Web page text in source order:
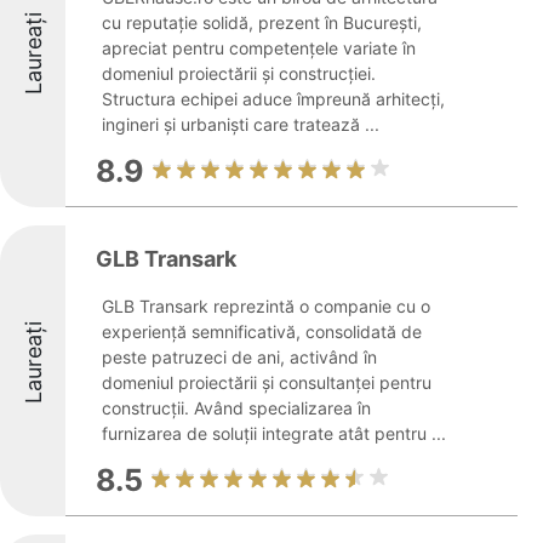
Laureați
cu reputație solidă, prezent în București,
apreciat pentru competențele variate în
domeniul proiectării și construcției.
Structura echipei aduce împreună arhitecți,
ingineri și urbaniști care tratează ...
8.9
Laureați
GLB Transark
GLB Transark reprezintă o companie cu o
experiență semnificativă, consolidată de
peste patruzeci de ani, activând în
domeniul proiectării și consultanței pentru
construcții. Având specializarea în
furnizarea de soluții integrate atât pentru ...
8.5